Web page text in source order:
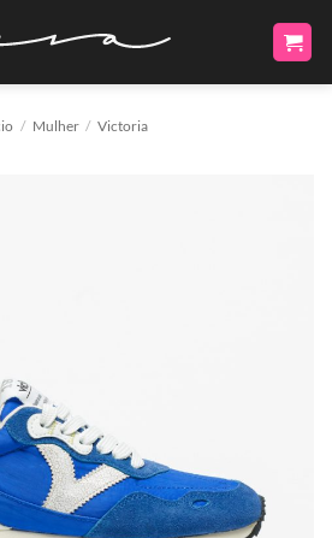
/ Mulher / Victoria